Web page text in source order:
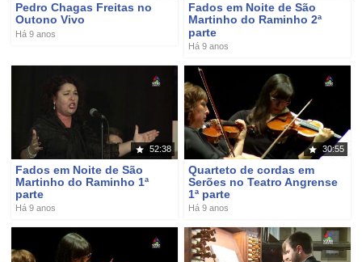
Pedro Chagas Freitas no
Outono Vivo
Há 9 anos
Fados em Noite de São
Martinho do Raminho 2ª
parte
Há 9 anos
52:38
Fados em Noite de São
Martinho do Raminho 1ª
parte
Há 9 anos
30:55
Quarteto de cordas em
Serões no Teatro Angrense
1ª parte
Há 9 anos